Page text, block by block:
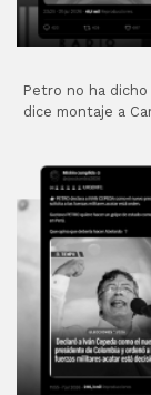
Petro no ha dicho
dice montaje a